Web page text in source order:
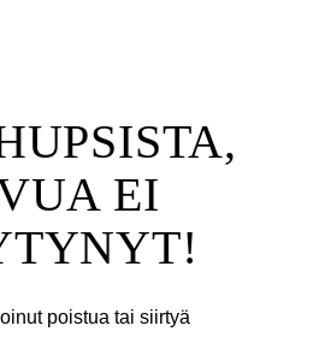
EI
poistua tai siirtyä